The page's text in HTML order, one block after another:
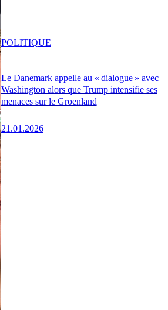
Le Danemark appelle au « dialogue » avec
Washington alors que Trump intensifie ses
menaces sur le Groenland
21.01.2026
POLITIQUE